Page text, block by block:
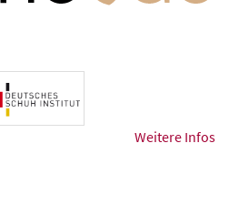
Weitere Infos